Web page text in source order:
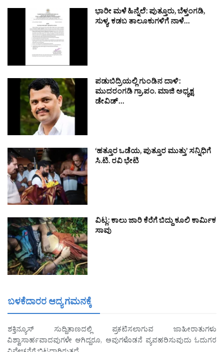
ಭಾರೀ ಮಳೆ ಹಿನ್ನೆಲೆ: ಪುತ್ತೂರು, ಬೆಳ್ತಂಗಡಿ,
ಸುಳ್ಯ, ಕಡಬ ತಾಲೂಕುಗಳಿಗೆ ನಾಳೆ…
ಪಡುಬಿದ್ರಿಯಲ್ಲಿ ಗುಂಡಿನ ದಾಳಿ:
ಮುದರಂಗಡಿ ಗ್ರಾ.ಪಂ. ಮಾಜಿ ಅಧ್ಯಕ್ಷ
ಡೇವಿಡ್…
‘ಹತ್ತೂರ ಒಡೆಯ, ಪುತ್ತೂರ ಮುತ್ತು’ ಸನ್ನಿಧಿಗೆ
ಸಿ.ಟಿ. ರವಿ ಭೇಟಿ
ವಿಟ್ಲ: ಕಾಲು ಜಾರಿ ಕೆರೆಗೆ ಬಿದ್ದು ಕೂಲಿ ಕಾರ್ಮಿಕ
ಸಾವು
ಬಳಕೆದಾರರ ಆದ್ಯ ಗಮನಕ್ಕೆ
ಶಕ್ತಿನ್ಯೂಸ್ ಸುದ್ದಿತಾಣದಲ್ಲಿ ಪ್ರಕಟಿಸಲಾಗುವ ಜಾಹೀರಾತುಗಳು
ವಿಶ್ವಾಸಾರ್ಹವಾದವುಗಳೇ ಆಗಿದ್ದರೂ, ಅವುಗಳೊಡನೆ ವ್ಯವಹರಿಸುವುದು ಓದುಗರ